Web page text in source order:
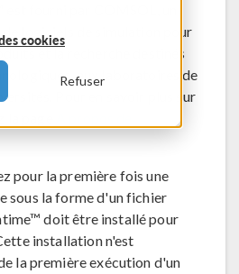
cookies
Refuser
fourni par COMSOL, un
de logiciels de simulation pour
et la recherche destinés
aux laboratoires de
Pour en savoir plus sur
pour la première fois une
sous la forme d'un fichier
doit être installé pour
installation n'est
la première exécution d'un